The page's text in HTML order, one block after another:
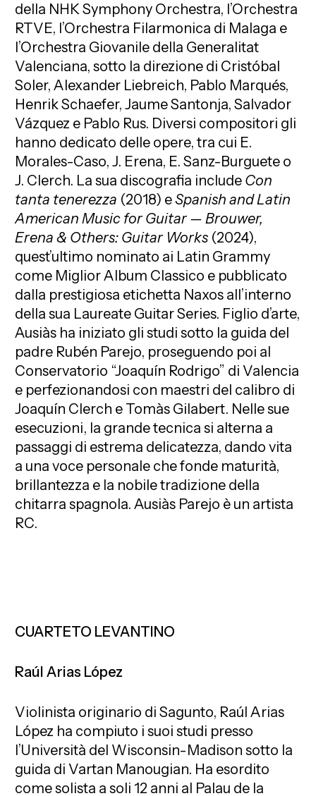
della NHK Symphony Orchestra, l’Orchestra
RTVE, l’Orchestra Filarmonica di Malaga e
l’Orchestra Giovanile della Generalitat
Valenciana, sotto la direzione di Cristóbal
Soler, Alexander Liebreich, Pablo Marqués,
Henrik Schaefer, Jaume Santonja, Salvador
Vázquez e Pablo Rus. Diversi compositori gli
hanno dedicato delle opere, tra cui E.
Morales-Caso, J. Erena, E. Sanz-Burguete o
J. Clerch. La sua discografia include Con
tanta tenerezza (2018) eSpanish and Latin
American Music for Guitar — Brouwer,
Erena & Others: Guitar Works (2024),
quest’ultimo nominato ai Latin Grammy
come Miglior Album Classico e pubblicato
dalla prestigiosa etichetta Naxos all’interno
della sua Laureate Guitar Series. Figlio d’arte,
Ausiàs ha iniziato gli studi sotto la guida del
padre Rubén Parejo, proseguendo poi al
Conservatorio “Joaquín Rodrigo” di Valencia
e perfezionandosi con maestri del calibro di
Joaquín Clerch e Tomàs Gilabert. Nelle sue
esecuzioni, la grande tecnica si alterna a
passaggi di estrema delicatezza, dando vita
a una voce personale che fonde maturità,
brillantezza e la nobile tradizione della
chitarra spagnola. Ausiàs Parejo è un artista
RC.
CUARTETO LEVANTINO
Raúl Arias López
Violinista originario di Sagunto, Raúl Arias
López ha compiuto i suoi studi presso
l’Università del Wisconsin-Madison sotto la
guida di Vartan Manougian. Ha esordito
come solista a soli 12 anni al Palau de la